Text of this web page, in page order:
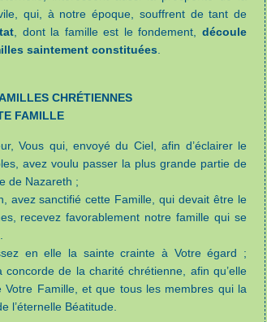
qui, à notre époque, souffrent de tant de
, dont la famille est le fondement,découle
saintement constituées
CHRÉTIENNES
FAMILLE
Vous qui, envoyé du Ciel, afin d’éclairer le
avez voulu passer la plus grande partie de
de Nazareth ;
avez sanctifié cette Famille, qui devait être le
recevez favorablement notre famille qui se
en elle la sainte crainte à Votre égard ;
de la charité chrétienne, afin qu’elle
Famille, et que tous les membres qui la
l’éternelle Béatitude.